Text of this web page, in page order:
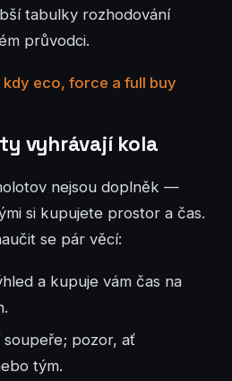
tabulky rozhodování
průvodci.
kdy eco, force a full buy
vyhrávají kola
nejsou doplněk —
si kupujete prostor a čas.
se pár věcí:
a kupuje vám čas na
soupeře; pozor, ať
tým.